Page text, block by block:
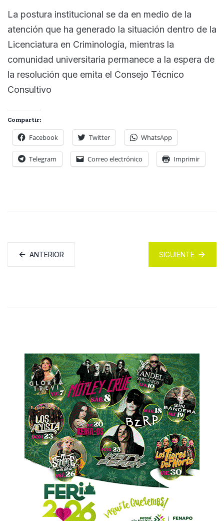
La postura institucional se da en medio de la
atención que ha generado la situación dentro de la
Licenciatura en Criminología, mientras la
comunidad universitaria permanece a la espera de
la resolución que emita el Consejo Técnico
Consultivo
Compartir:
Facebook Twitter WhatsApp
Telegram Correo electrónico Imprimir
ANTERIOR SIGUIENTE